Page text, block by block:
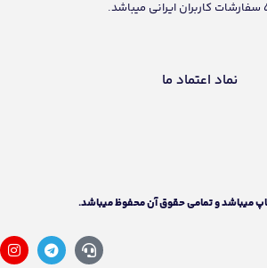
نماد اعتماد ما
ميباشد و تمامی حقوق آن محفوظ ميباشد.